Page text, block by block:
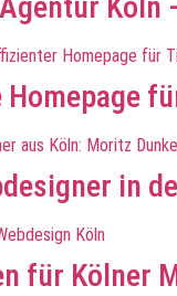
Homepage
in
für Kölner